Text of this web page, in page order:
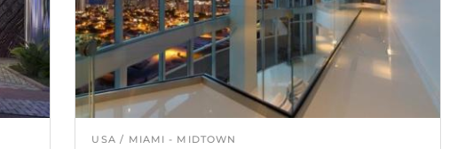
USA MIAMI - MIDTOWN